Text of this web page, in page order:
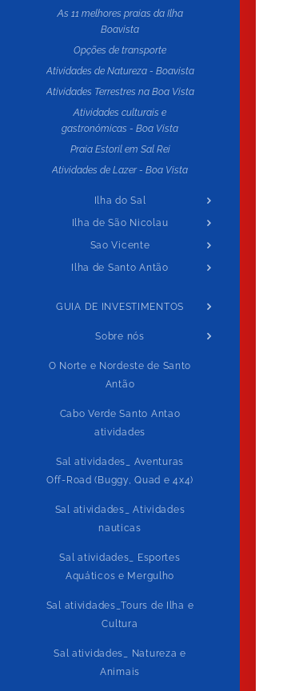
As 11 melhores praias da Ilha
Boavista
Opções de transporte
Atividades de Natureza - Boavista
Atividades Terrestres na Boa Vista
Atividades culturais e
gastronómicas - Boa Vista
Praia Estoril em Sal Rei
Atividades de Lazer - Boa Vista
Ilha do Sal
Ilha de São Nicolau
Sao Vicente
Ilha de Santo Antão
GUIA DE INVESTIMENTOS
Sobre nós
O Norte e Nordeste de Santo
Antão
Cabo Verde Santo Antao
atividades
Sal atividades_ Aventuras
Off-Road (Buggy, Quad e 4x4)
Sal atividades_ Atividades
nauticas
Sal atividades_ Esportes
Aquáticos e Mergulho
Sal atividades_Tours de Ilha e
Cultura
Sal atividades_ Natureza e
Animais